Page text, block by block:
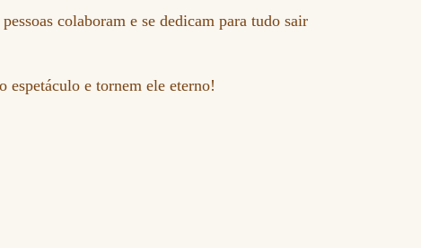
colaboram e se dedicam para tudo sair
espetáculo e tornem ele eterno!